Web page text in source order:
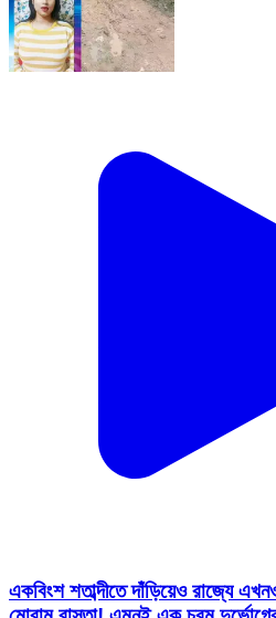
একবিংশ শতাব্দীতে দাঁড়িয়েও রাজ্যে